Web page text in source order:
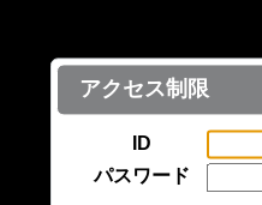
アクセス制限
ID
パスワード